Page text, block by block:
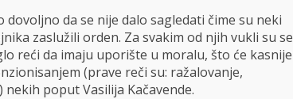
da se nije dalo sagledati čime su neki
zaslužili orden. Za svakim od njih vukli su se
reći da imaju uporište u moralu, što će kasnije
(prave reči su: ražalovanje,
poput Vasilija Kačavende.